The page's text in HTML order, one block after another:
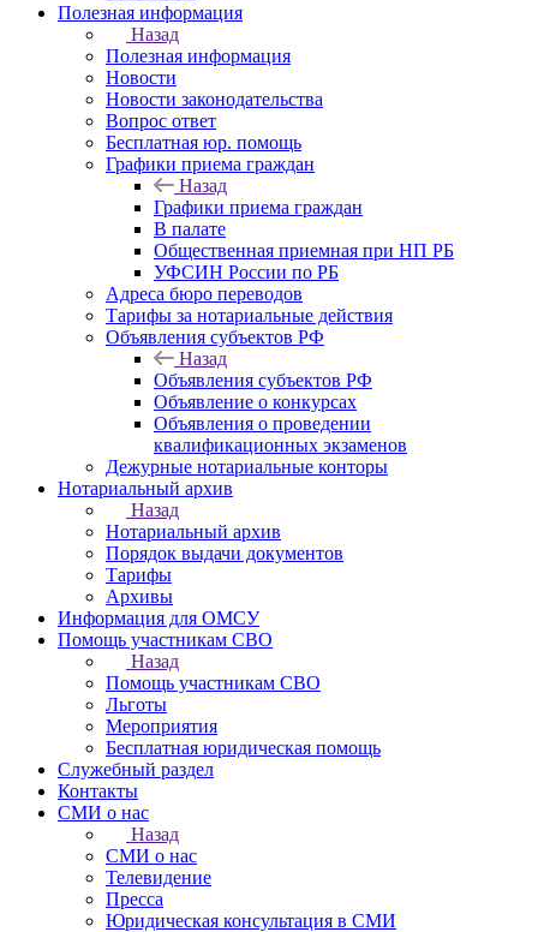
Полезная информация
Назад
Полезная информация
Новости
Новости законодательства
Вопрос ответ
Бесплатная юр. помощь
Графики приема граждан
Назад
Графики приема граждан
В палате
Общественная приемная при НП РБ
УФСИН России по РБ
Адреса бюро переводов
Тарифы за нотариальные действия
Объявления субъектов РФ
Назад
Объявления субъектов РФ
Объявление о конкурсах
Объявления о проведении
квалификационных экзаменов
Дежурные нотариальные конторы
Нотариальный архив
Назад
Нотариальный архив
Порядок выдачи документов
Тарифы
Архивы
Информация для ОМСУ
Помощь участникам СВО
Назад
Помощь участникам СВО
Льготы
Мероприятия
Бесплатная юридическая помощь
Служебный раздел
Контакты
СМИ о нас
Назад
СМИ о нас
Телевидение
Пресса
Юридическая консультация в СМИ